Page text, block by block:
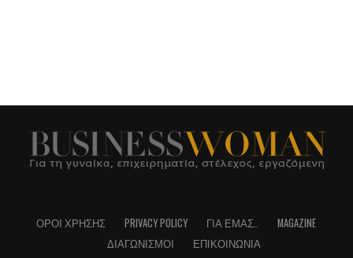
ΌΡΟΙ ΧΡΉΣΗΣ PRIVACY POLICY ΓΙΑ ΕΜΆΣ..
MAGAZINE
ΔΙΑΓΩΝΙΣΜΟΊ
ΕΠΙΚΟΙΝΩΝΊΑ